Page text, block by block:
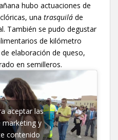
hubo actuaciones de
una trasquilá de
También se pudo degustar
de kilómetro
elaboración de queso,
en semilleros.
aceptar las
marketing y
contenido